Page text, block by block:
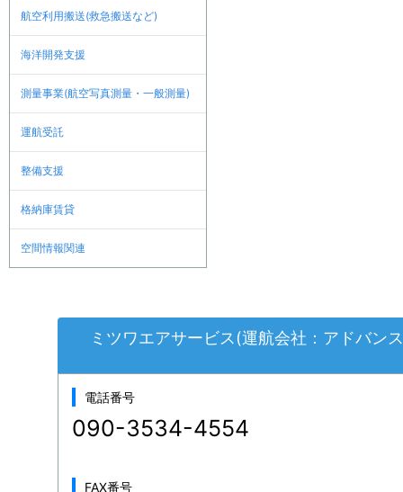
航空利用搬送(救急搬送など)
海洋開発支援
測量事業(航空写真測量・一般測量)
運航受託
整備支援
格納庫賃貸
空間情報関連
ミツワエアサービス(運航会社：アドバン
電話番号
090-3534-4554
FAX番号